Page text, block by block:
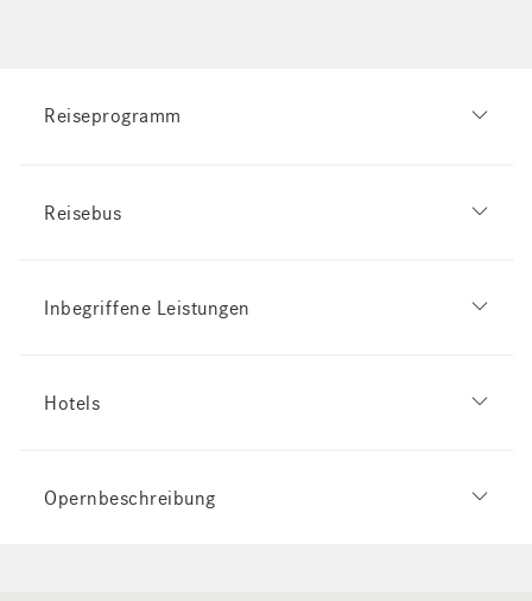
Reiseprogramm
Reisebus
Inbegriffene Leistungen
Hotels
Opernbeschreibung